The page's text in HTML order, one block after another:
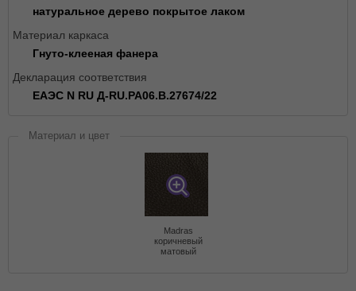
натуральное дерево покрытое лаком
Материал каркаса
Гнуто-клееная фанера
Декларация соответствия
ЕАЭС N RU Д-RU.РА06.В.27674/22
Материал и цвет
Madras
коричневый
матовый